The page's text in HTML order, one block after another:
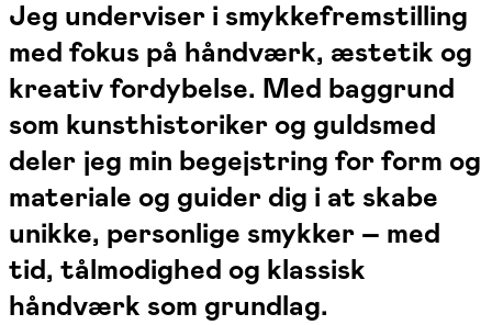
Jeg underviser i smykkefremstilling
med fokus på håndværk, æstetik og
kreativ fordybelse. Med baggrund
som kunsthistoriker og guldsmed
deler jeg min begejstring for form og
materiale og guider dig i at skabe
unikke, personlige smykker – med
tid, tålmodighed og klassisk
håndværk som grundlag.